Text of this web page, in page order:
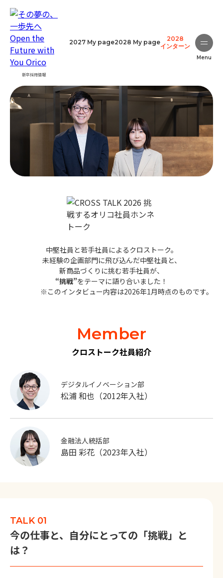
新卒採用情報
Menu
2027 My page2028 My page
2028
インターン
中堅社員と若手社員によるクロストーク。
未経験の企画部門に飛び込んだ中堅社員と、
新商品づくりに挑む若手社員が、
“挑戦”をテーマに語り合いました！
※このインタビュー内容は2026年1月時点のものです。
Member
クロストーク社員紹介
デジタルイノベーション部
松浦 和也（2012年入社）
金融法人統括部
島田 彩花（2023年入社）
TALK 01
今の仕事と、自分にとっての「挑戦」と
は？